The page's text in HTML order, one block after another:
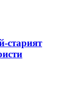
старият